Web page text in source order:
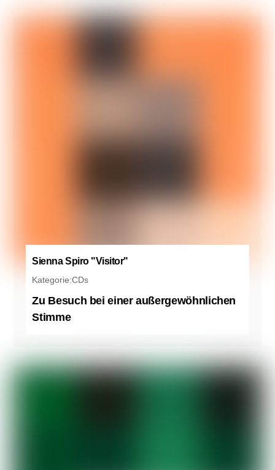
Sienna Spiro "Visitor"
Kategorie:CDs
Zu Besuch bei einer außergewöhnlichen
Stimme